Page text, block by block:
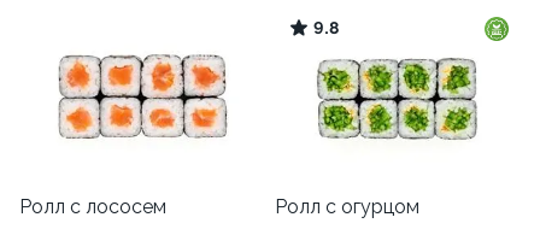
Ролл с лососем
9.8
Ролл с огурцом